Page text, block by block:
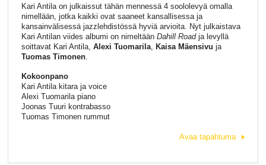
Kari Antila on julkaissut tähän mennessä 4 soololevyä omalla
nimellään, jotka kaikki ovat saaneet kansallisessa ja
kansainvälisessä jazzlehdistössä hyviä arvioita. Nyt julkaistava
Kari Antilan viides albumi on nimeltäänDahill Roadja levyllä
soittavat Kari Antila, Alexi Tuomarila, Kaisa Mäensivu ja
Tuomas Timonen.
Kokoonpano
Kari Antila kitara ja voice
Alexi Tuomarila piano
Joonas Tuuri kontrabasso
Tuomas Timonen rummut
Avaa tapahtuma